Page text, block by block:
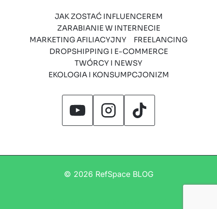
JAK ZOSTAĆ INFLUENCEREM
ZARABIANIE W INTERNECIE
MARKETING AFILIACYJNY
FREELANCING
DROPSHIPPING I E-COMMERCE
TWÓRCY I NEWSY
EKOLOGIA I KONSUMPCJONIZM
© 2026 RefSpace BLOG